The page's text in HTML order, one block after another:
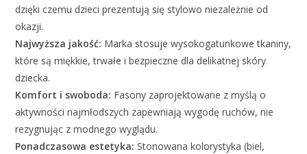
dzięki czemu dzieci prezentują się stylowo niezależnie od
okazji.
Najwyższa jakość: Marka stosuje wysokogatunkowe tkaniny,
które są miękkie, trwałe i bezpieczne dla delikatnej skóry
dziecka.
Komfort i swoboda: Fasony zaprojektowane z myślą o
aktywności najmłodszych zapewniają wygodę ruchów, nie
rezygnując z modnego wyglądu.
Ponadczasowa estetyka: Stonowana kolorystyka (biel,